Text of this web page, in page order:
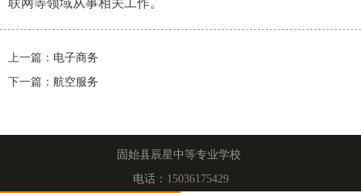
联网等领域从事相关工作。
上一篇： 电子商务
下一篇： 航空服务
固始县辰星中等专业学校
电话： 15036175429